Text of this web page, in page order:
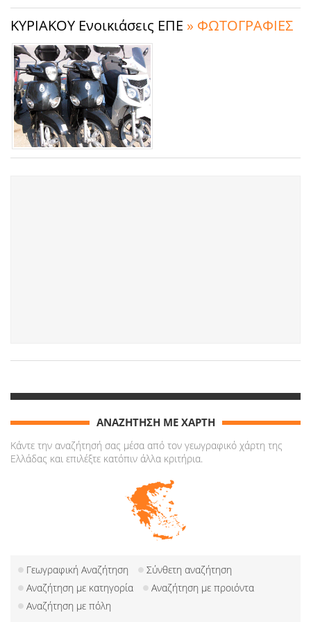
ΚΥΡΙΑΚΟΥ Ενοικιάσεις ΕΠΕ » ΦΩΤΟΓΡΑΦΙΕΣ
ΑΝΑΖΗΤΗΣΗ ΜΕ ΧΑΡΤΗ
Κάντε την αναζήτησή σας μέσα από τον γεωγραφικό χάρτη της
Ελλάδας και επιλέξτε κατόπιν άλλα κριτήρια.
Γεωγραφική Αναζήτηση
Σύνθετη αναζήτηση
Αναζήτηση με κατηγορία
Αναζήτηση με προιόντα
Αναζήτηση με πόλη